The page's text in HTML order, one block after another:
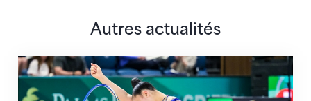
Autres actualités
Prochaine étape : les Championnats du monde